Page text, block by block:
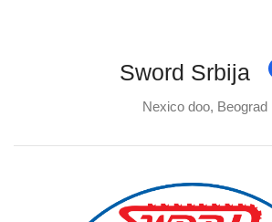
Sword Srbija
Nexico doo, Beograd